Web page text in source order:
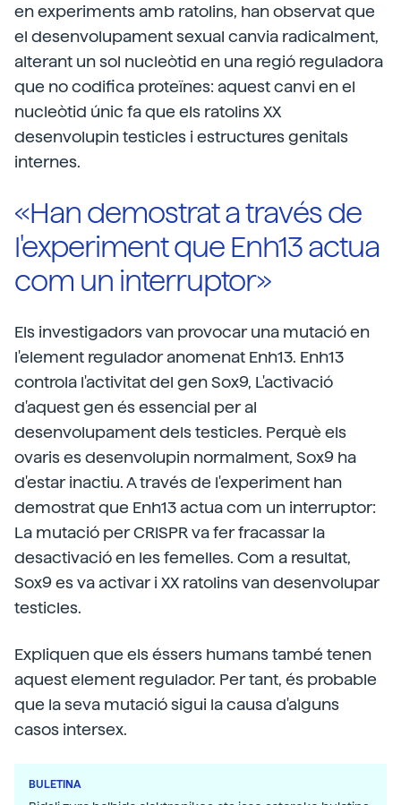
en experiments amb ratolins, han observat que
el desenvolupament sexual canvia radicalment,
alterant un sol nucleòtid en una regió reguladora
que no codifica proteïnes: aquest canvi en el
nucleòtid únic fa que els ratolins XX
desenvolupin testicles i estructures genitals
internes.
«Han demostrat a través de
l'experiment que Enh13 actua
com un interruptor»
Els investigadors van provocar una mutació en
l'element regulador anomenat Enh13. Enh13
controla l'activitat del gen Sox9, L'activació
d'aquest gen és essencial per al
desenvolupament dels testicles. Perquè els
ovaris es desenvolupin normalment, Sox9 ha
d'estar inactiu. A través de l'experiment han
demostrat que Enh13 actua com un interruptor:
La mutació per CRISPR va fer fracassar la
desactivació en les femelles. Com a resultat,
Sox9 es va activar i XX ratolins van desenvolupar
testicles.
Expliquen que els éssers humans també tenen
aquest element regulador. Per tant, és probable
que la seva mutació sigui la causa d'alguns
casos intersex.
BULETINA